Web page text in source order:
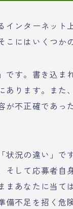
インターネット
こにはいくつか
です。書き込ま
あります。また
が不正確であっ
状況の違い」で
そして応募者自
まあなたに当て
備不足を招く危